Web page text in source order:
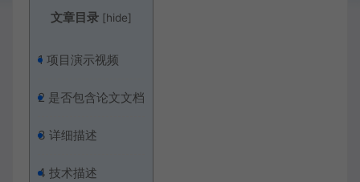
文章目录 [hide]
1 项目演示视频
2 是否包含论文文档
3 详细描述
4 技术描述